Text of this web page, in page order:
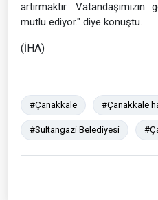
artırmaktır.
mutlu ediyor." diye konuştu.
(İHA)
#Çanakkale #Çanakkale
#Sultangazi Belediyesi